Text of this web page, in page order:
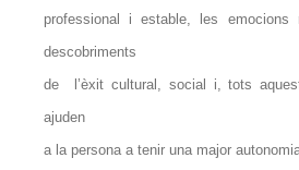
professional i estable, les emocions
descobriments
de l’èxit cultural, social i, tots
ajuden
a la persona a tenir una major